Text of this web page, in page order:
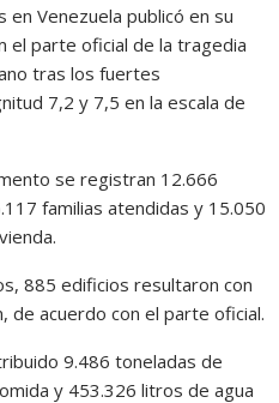
Venezuela publicó en su
el parte oficial de la tragedia
tras los fuertes
7,2 y 7,5 en la escala de
se registran 12.666
familias atendidas y 15.050
885 edificios resultaron con
de acuerdo con el parte oficial.
9.486 toneladas de
y 453.326 litros de agua